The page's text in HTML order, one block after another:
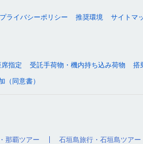
プライバシーポリシー 推奨環境 サイトマ
指定 受託手荷物・機内持ち込み荷物 搭
（同意書）
那覇ツアー 石垣島旅行・石垣島ツアー